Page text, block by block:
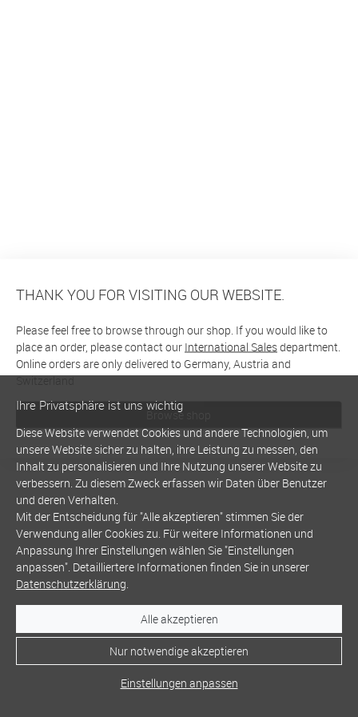
THANK YOU FOR VISITING OUR WEBSITE.
Please feel free to browse through our shop. If you would like to
place an order, please contact our International Salesdepartment.
Online orders are only delivered to Germany, Austria and
Switzerland
Browse shop
Ihre Privatsphäre ist uns wichtig
Diese Website verwendet Cookies und andere Technologien, um
unsere Website sicher zu halten, ihre Leistung zu messen, den
Inhalt zu personalisieren und Ihre Nutzung unserer Website zu
verbessern. Zu diesem Zweck erfassen wir Daten über Benutzer
und deren Verhalten.
Mit der Entscheidung für "Alle akzeptieren" stimmen Sie der
Verwendung aller Cookies zu. Für weitere Informationen und
Anpassung Ihrer Einstellungen wählen Sie "Einstellungen
anpassen". Detailliertere Informationen finden Sie in unserer
Datenschutzerklärung.
Alle akzeptieren
Nur notwendige akzeptieren
Einstellungen anpassen